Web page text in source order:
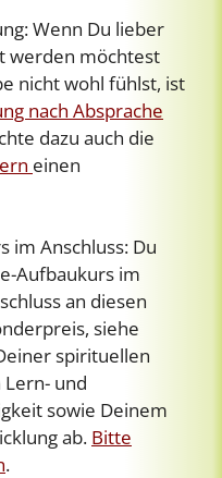
Wenn Du lieber
werden möchtest
nicht wohl fühlst, ist
nach Absprache
dazu auch die
einen
im Anschluss: Du
Aufbaukurs im
an diesen
siehe
spirituellen
und
sowie Deinem
ab. Bitte
.